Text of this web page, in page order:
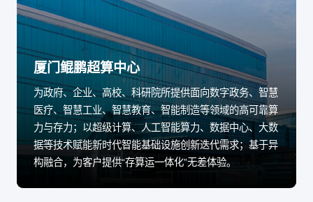
厦门鲲鹏超算中心
为政府、企业、高校、科研院所提供面向数字政务、智慧
医疗、智慧工业、智慧教育、智能制造等领域的高可靠算
力与存力；以超级计算、人工智能算力、数据中心、大数
据等技术赋能新时代智能基础设施创新迭代需求；基于异
构融合，为客户提供“存算运一体化”无差体验。